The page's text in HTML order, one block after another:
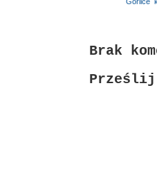
Brak
Prześlij